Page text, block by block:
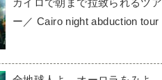
カイロで朝まで拉致られるツア
ー／ Cairo night abduction tour